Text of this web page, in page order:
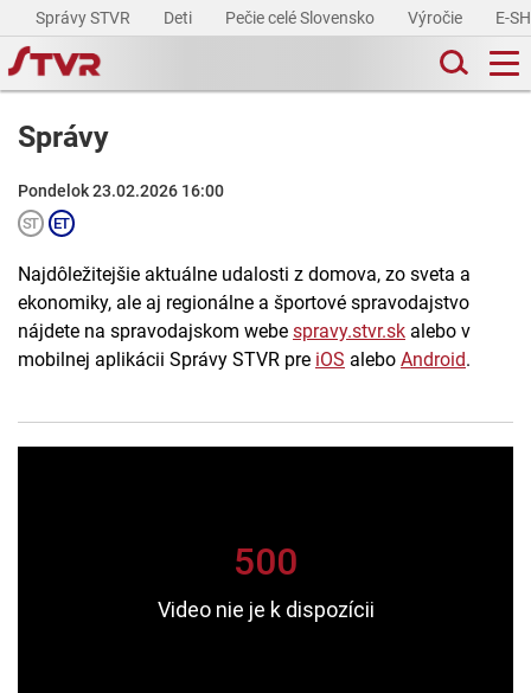
Správy STVR Deti Pečie celé Slovensko Výročie E-
Správy
Pondelok 23.02.2026 16:00
Najdôležitejšie aktuálne udalosti z domova, zo sveta a
ekonomiky, ale aj regionálne a športové spravodajstvo
nájdete na spravodajskom webe spravy.stvr.sk alebo v
mobilnej aplikácii Správy STVR pre iOS alebo Android.